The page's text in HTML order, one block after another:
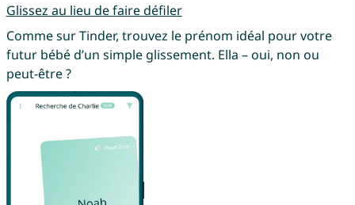
Glissez au lieu de faire défiler
Comme sur Tinder, trouvez le prénom idéal pour votre
futur bébé d’un simple glissement. Ella – oui, non ou
peut-être ?